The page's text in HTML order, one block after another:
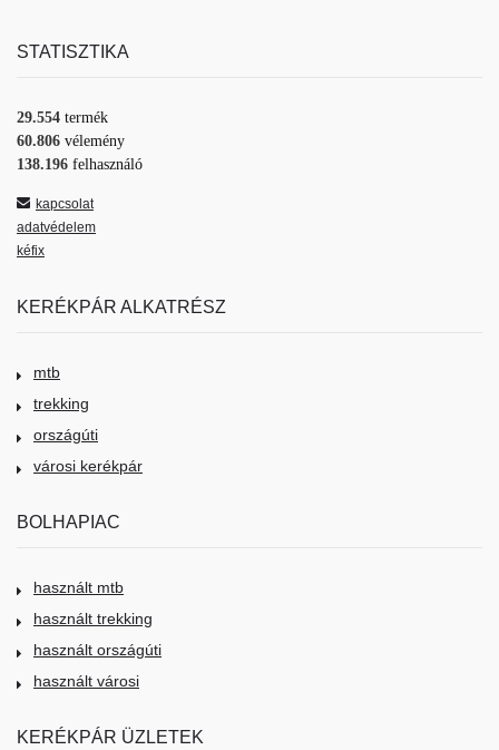
STATISZTIKA
29.554 termék
60.806 vélemény
138.196 felhasználó
kapcsolat
adatvédelem
kéfix
KERÉKPÁR ALKATRÉSZ
mtb
trekking
országúti
városi kerékpár
BOLHAPIAC
használt mtb
használt trekking
használt országúti
használt városi
KERÉKPÁR ÜZLETEK